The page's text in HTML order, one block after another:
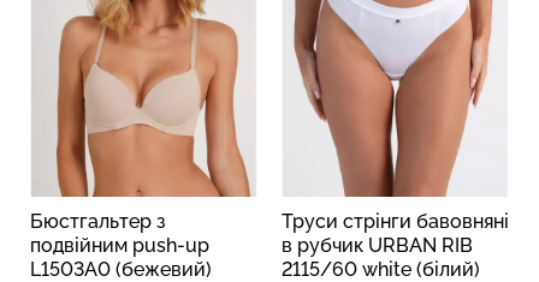
Бюстгальтер з
подвійним push-up
L1503A0 (бежевий)
Труси стрінги бавовняні
в рубчик URBAN RIB
2115/60 white (білий)
Безшовний топ з легкою
SHAPEWEAR nude
(бежевий) Giulia
самоклеючий (бежевий)